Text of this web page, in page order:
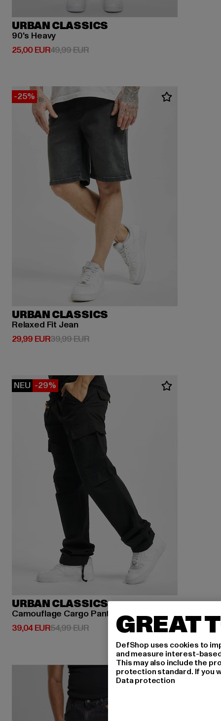
URBAN CLASSICS
90's Heavy
25,00 EUR
Derzeitiger Preis: 25,00 EUR
49,99 EURAktionspreis: 49,99 EUR
-25%
URBAN CLASSICS
Relaxed Fit Jean
29,99 EUR
Derzeitiger Preis: 29,99 EUR
39,99 EURAktionspreis: 39,99 EUR
NEU -29%
URBAN CLASSICS
Camouflage Cargo Pants
39,04 EUR
Derzeitiger Preis: 39,04 EUR
54,99 EURAktionspreis: 54,99 EUR
GREAT
DefShop uses cookies to
and measure interest-
This may also include the
protection standard. If you
Data protection